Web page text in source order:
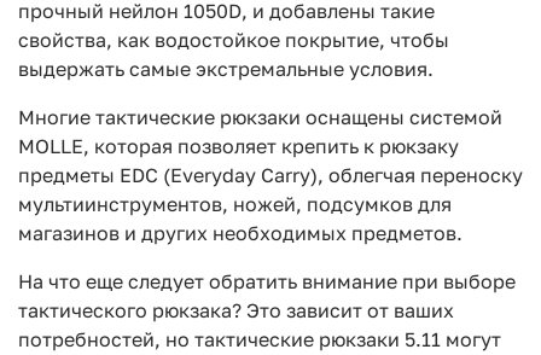
прочный нейлон 1050D, и добавлены такие
свойства, как водостойкое покрытие, чтобы
выдержать самые экстремальные условия.
Многие тактические рюкзаки оснащены системой
MOLLE, которая позволяет крепить к рюкзаку
предметы EDC (Everyday Carry), облегчая переноску
мультиинструментов, ножей, подсумков для
магазинов и других необходимых предметов.
На что еще следует обратить внимание при выборе
тактического рюкзака? Это зависит от ваших
потребностей, но тактические рюкзаки 5.11 могут